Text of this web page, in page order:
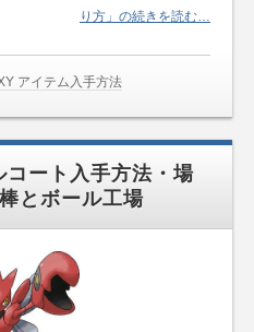
り方」の続きを読む…
アイテム入手方法
ート入手方法・場
とボール工場